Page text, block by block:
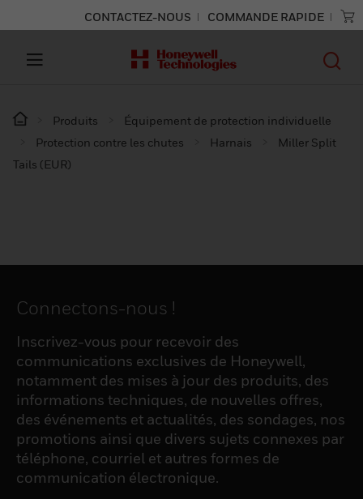
CONTACTEZ-NOUS COMMANDE RAPIDE
Produits
Équipement de protection individuelle
Protection contre les chutes
Harnais
Miller Split
Tails (EUR)
Connectons-nous !
Inscrivez-vous pour recevoir des
communications exclusives de Honeywell,
notamment des mises à jour des produits, des
informations techniques, de nouvelles offres,
des événements et actualités, des sondages, nos
promotions ainsi que divers sujets connexes par
téléphone, courriel et autres formes de
communication électronique.